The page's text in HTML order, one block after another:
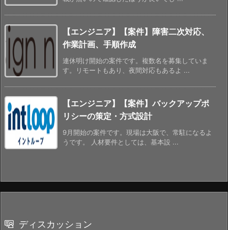
【エンジニア】【案件】障害二次対応、
作業計画、手順作成
連休明け開始の案件です。複数名を募集していま
す。リモートもあり、夜間対応もあるよ ...
【エンジニア】【案件】バックアップポ
リシーの策定・方式設計
9月開始の案件です。現場は大阪で、常駐になるよ
うです。 人材要件としては、基本設 ...
ディスカッション